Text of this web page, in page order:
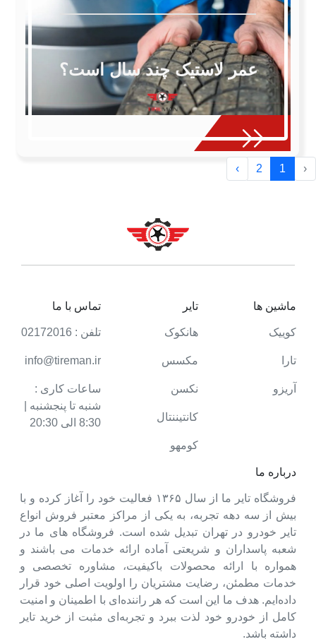
عمر لاستیک چند سال است؟
‹
1
2
›
درباره ما
فروشگاه تایر ما از سال ۱۳۶۵ فعالیت خود را آغاز کرده و با
بیش از سه دهه تجربه، به یکی از مراکز معتبر فروش انواع
تایر خودرو در تهران تبدیل شده است. فروشگاه های ما در
شعبه پاسداران و شریعتی آماده ارائه خدمات می باشند و
همواره با ارائه محصولات باکیفیت، مشاوره تخصصی و
خدمات مطمئن، رضایت مشتریان را اولویت اصلی خود قرار
داده‌ایم. هدف ما این است که هر راننده‌ای با اطمینان و امنیت
کامل از خودرو خود لذت ببرد و تجربه‌ای مثبت از خرید تایر
داشته باشد.
ماشین ها
کوییک
تارا
آریزو
تایر
هانکوک
مکسس
نکسن
کانتیننتال
کومهو
تماس با ما
تلفن : 02172016
info@tireman.ir
ساعات کاری :
شنبه تا پنجشنبه |
8:30 الی 20:30